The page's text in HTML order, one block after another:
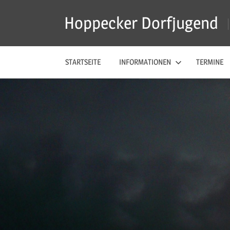
Hoppecker Dorfjugend
STARTSEITE INFORMATIONEN TERMINE